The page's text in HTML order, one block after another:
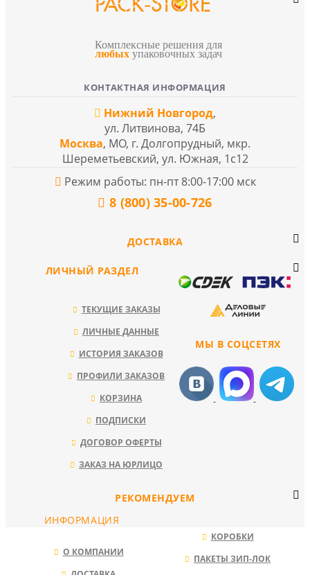
Комплексные решения для
любых упаковочных задач
КОНТАКТНАЯ ИНФОРМАЦИЯ
Нижний Новгород,
ул. Литвинова, 74Б
Москва, МО, г. Долгопрудный, мкр.
Шереметьевский, ул. Южная, 1с12
Режим работы: пн-пт 8:00-17:00 мск
8 (800) 35-00-726
ДОСТАВКА
МЫ В СОЦСЕТЯХ
ЛИЧНЫЙ РАЗДЕЛ
ТЕКУЩИЕ ЗАКАЗЫ
ЛИЧНЫЕ ДАННЫЕ
ИСТОРИЯ ЗАКАЗОВ
ПРОФИЛИ ЗАКАЗОВ
КОРЗИНА
ПОДПИСКИ
ДОГОВОР ОФЕРТЫ
ЗАКАЗ НА ЮРЛИЦО
РЕКОМЕНДУЕМ
КОРОБКИ
ПАКЕТЫ ЗИП-ЛОК
ИНФОРМАЦИЯ
О КОМПАНИИ